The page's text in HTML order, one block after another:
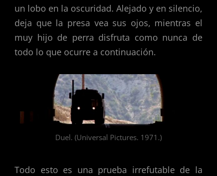
un lobo en la oscuridad. Alejado y en silencio,
deja que la presa vea sus ojos, mientras el
muy hijo de perra disfruta como nunca de
todo lo que ocurre a continuación.
Duel. (Universal Pictures. 1971.)
Todo esto es una prueba irrefutable de la